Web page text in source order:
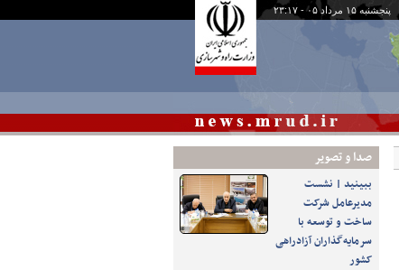
پنجشنبه ۱۵ مرداد ۰۵ - ۲۳:۱۷
صدا و تصوير
ببینید | نشست
مدیرعامل شرکت
ساخت و توسعه با
سرمایه‌گذاران آزادراهی
کشور